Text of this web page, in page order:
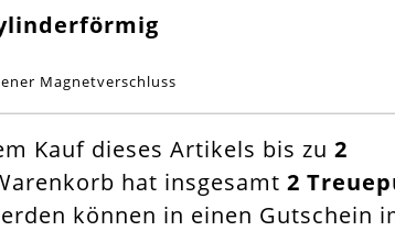
Magnetverschluss
Kauf dieses Artikels bis zu 2
hat insgesamt 2
können in einen Gutschein